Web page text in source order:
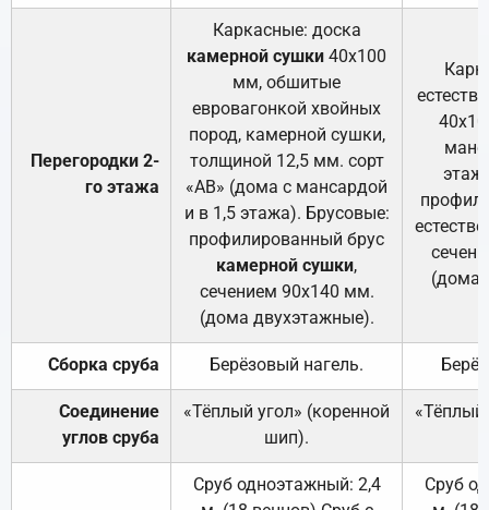
Перегородки 2-
го этажа
Каркасные: доска
камерной сушки 40х100
мм, обшитые
евровагонкой хвойных
пород, камерной сушки,
толщиной 12,5 мм. сорт
«АВ» (дома с мансардой
и в 1,5 этажа). Брусовые:
профилированный брус
камерной сушки,
сечением 90х140 мм.
(дома двухэтажные).
(дома
Сборка сруба Берёзовый нагель.
Соединение
углов сруба
«Тёплый угол» (коренной
шип).
«Тёплый
Сруб одноэтажный: 2,4
Сруб